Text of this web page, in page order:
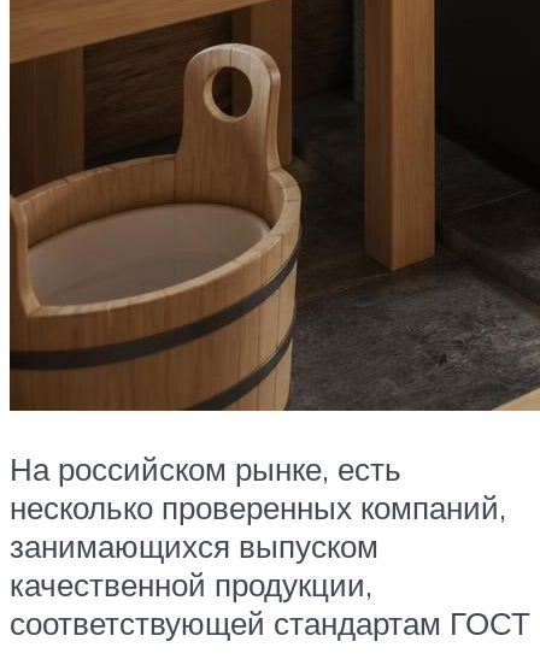
На российском рынке, есть
несколько проверенных компаний,
занимающихся выпуском
качественной продукции,
соответствующей стандартам ГОСТ